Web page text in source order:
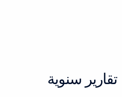
تقارير سنوية